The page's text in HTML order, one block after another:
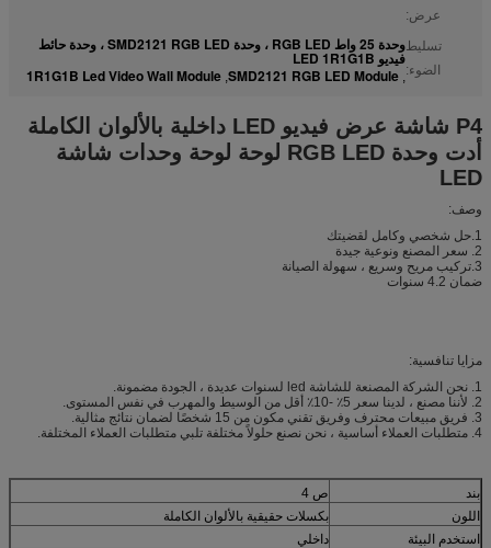
عرض:
تسليط
الضوء:
وحدة 25 واط RGB LED ، وحدة SMD2121 RGB LED ، وحدة حائط
فيديو LED 1R1G1B
,
SMD2121 RGB LED Module
,
1R1G1B Led Video Wall Module
P4 شاشة عرض فيديو LED داخلية بالألوان الكاملة
أدت وحدة RGB LED لوحة لوحة وحدات شاشة
LED
وصف:
1.حل شخصي وكامل لقضيتك
2. سعر المصنع ونوعية جيدة
3.تركيب مريح وسريع ، سهولة الصيانة
ضمان 4.2 سنوات
مزايا تنافسية:
1. نحن الشركة المصنعة للشاشة led لسنوات عديدة ، الجودة مضمونة.
2. لأننا مصنع ، لدينا سعر 5٪ -10٪ أقل من الوسيط والمهرب في نفس المستوى.
3. فريق مبيعات محترف وفريق تقني مكون من 15 شخصًا لضمان نتائج مثالية.
4. متطلبات العملاء أساسية ، نحن نصنع حلولاً مختلفة تلبي متطلبات العملاء المختلفة.
بند
ص 4
اللون
بكسلات حقيقية بالألوان الكاملة
استخدم البيئة
داخلي